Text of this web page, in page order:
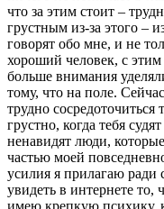
что за этим стоит –
грустным из-за этого –
говорят обо мне, и не
хороший человек, с
больше внимания
тому, что на поле.
трудно
грустно, когда тебя
ненавидят люди,
частью моей
усилия я прилагаю ради
увидеть в интернете то,